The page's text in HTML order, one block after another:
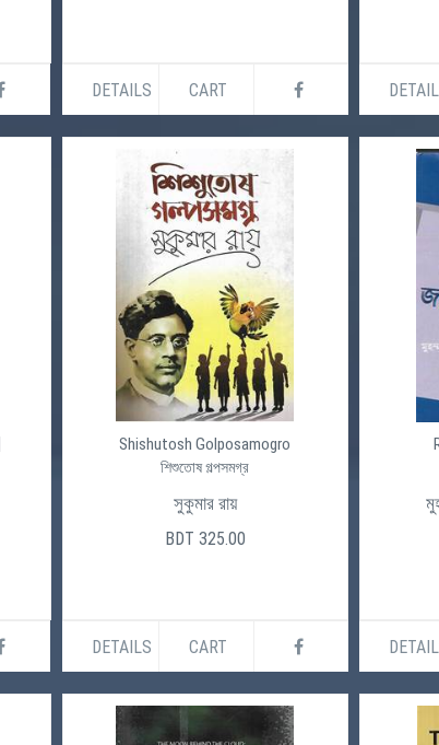
DETAILS CART
Shishutosh Golposamogro
শিশুতোষ গল্পসমগ্র
সুকুমার রায়
BDT 325.00
DETAILS CART